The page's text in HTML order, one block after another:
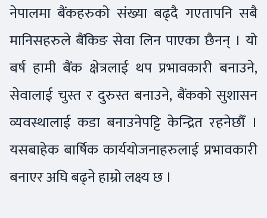
नेपालमा बैंकहरुको संख्या बढ्दै गएतापनि सबै
मानिसहरुले बैंकिङ सेवा लिन पाएका छैनन् । यो
बर्ष हामी बैंक क्षेत्रलाई थप प्रभावकारी बनाउने,
सेवालाई चुस्त र दुरुस्त बनाउने, बैंकको सुशासन
व्यवस्थालाई कडा बनाउनेपट्टि केन्द्रित रहनेछौँ ।
यसबाहेक बार्षिक कार्ययोजनाहरुलाई प्रभावकारी
बनाएर अघि बढ्ने हाम्रो लक्ष्य छ ।